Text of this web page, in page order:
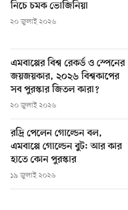
নিচে চমক ভোজিনিয়া
২০ জুলাই ২০২৬
এমবাপ্পের বিশ্ব রেকর্ড ও স্পেনের
জয়জয়কার, ২০২৬ বিশ্বকাপের
সব পুরস্কার জিতল কারা?
২০ জুলাই ২০২৬
রদ্রি পেলেন গোল্ডেন বল,
এমবাপ্পে গোল্ডেন বুট: আর কার
হাতে কোন পুরস্কার
১৯ জুলাই ২০২৬